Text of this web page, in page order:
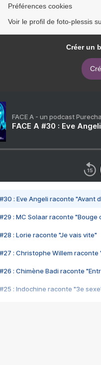
Préférences cookies
Voir le profil de foto-plessis
Créer un
FACE A - un podcast
FACE A #30 : Eve
#30 : Eve Angeli raconte "Avant
#29 : MC Solaar raconte "Bouge
#28 : Lorie raconte "Je vais vite"
#27 : Christophe Willem raconte
#26 : Chimène Badi raconte
#25 : Indochine raconte "3e